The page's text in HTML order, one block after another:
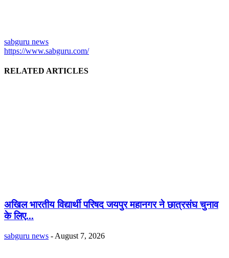
sabguru news
https://www.sabguru.com/
RELATED ARTICLES
अखिल भारतीय विद्यार्थी परिषद जयपुर महानगर ने छात्रसंघ चुनाव
के लिए...
sabguru news - August 7, 2026